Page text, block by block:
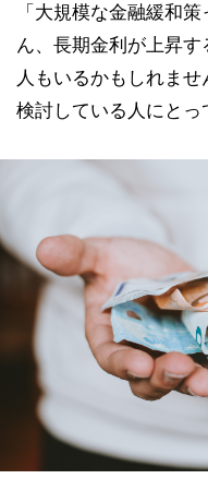
「大規模な金融緩和
ん、長期金利が上昇
人もいるかもしれま
検討している人にとっ